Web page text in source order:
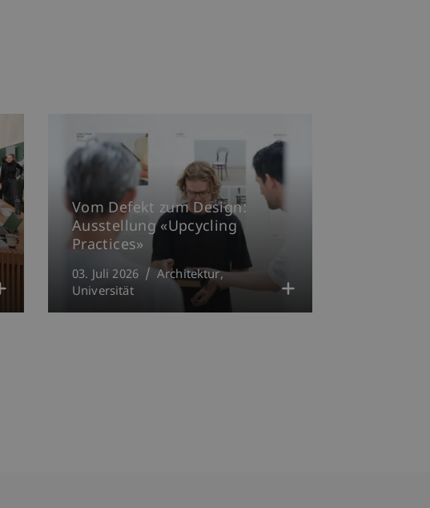
Vom Defekt zum Design:
Ausstellung «Upcycling
Practices»
03. Juli 2026
Architektur
Universität